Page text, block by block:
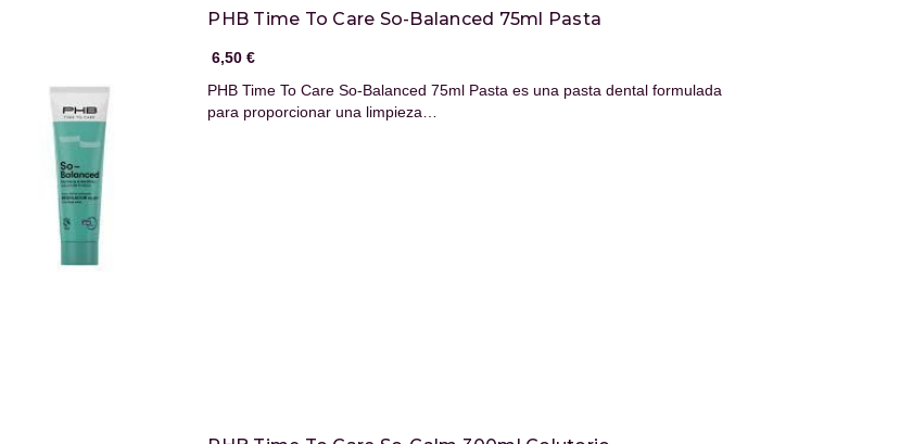
PHB Time To Care So-Balanced 75ml Pasta
6,50 €
PHB Time To Care So-Balanced 75ml Pasta es una pasta dental formulada
para proporcionar una limpieza…